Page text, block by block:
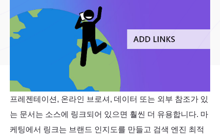
프레젠테이션, 온라인 브로셔, 데이터 또는 외부 참조가 있
는 문서는 소스에 링크되어 있으면 훨씬 더 유용합니다. 마
케팅에서 링크는 브랜드 인지도를 만들고 검색 엔진 최적